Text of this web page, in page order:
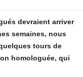
devraient arriver
semaines, nous
tours de
homologuée, qui